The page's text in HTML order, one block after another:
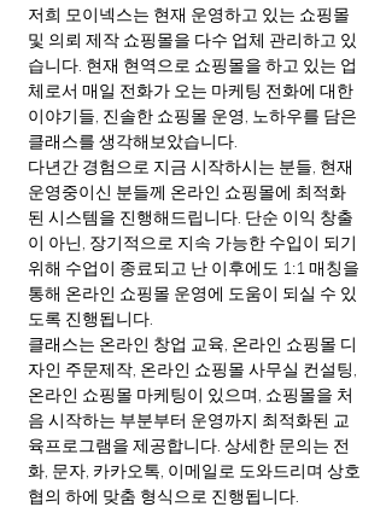
저희 모이넥스는 현재 운영하고 있는 쇼핑몰
및 의뢰 제작 쇼핑몰을 다수 업체 관리하고 있
습니다. 현재 현역으로 쇼핑몰을 하고 있는 업
체로서 매일 전화가 오는 마케팅 전화에 대한
이야기들, 진솔한 쇼핑몰 운영, 노하우를 담은
클래스를 생각해보았습니다.
다년간 경험으로 지금 시작하시는 분들, 현재
운영중이신 분들께 온라인 쇼핑몰에 최적화
된 시스템을 진행해드립니다. 단순 이익 창출
이 아닌, 장기적으로 지속 가능한 수입이 되기
위해 수업이 종료되고 난 이후에도 1:1 매칭을
통해 온라인 쇼핑몰 운영에 도움이 되실 수 있
도록 진행됩니다.
클래스는 온라인 창업 교육, 온라인 쇼핑몰 디
자인 주문제작, 온라인 쇼핑몰 사무실 컨설팅,
온라인 쇼핑몰 마케팅이 있으며, 쇼핑몰을 처
음 시작하는 부분부터 운영까지 최적화된 교
육프로그램을 제공합니다. 상세한 문의는 전
화, 문자, 카카오톡, 이메일로 도와드리며 상호
협의 하에 맞춤 형식으로 진행됩니다.